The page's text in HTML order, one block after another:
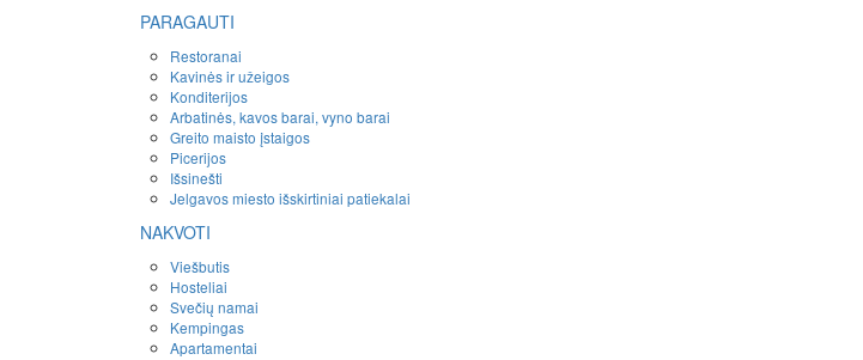
PARAGAUTI
Restoranai
Kavinės ir užeigos
Konditerijos
Arbatinės, kavos barai, vyno barai
Greito maisto įstaigos
Picerijos
Išsinešti
Jelgavos miesto išskirtiniai patiekalai
NAKVOTI
Viešbutis
Hosteliai
Svečių namai
Kempingas
Apartamentai